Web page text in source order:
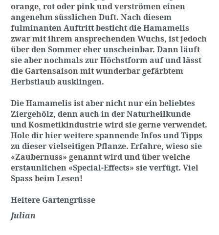
orange, rot oder pink und verströmen einen
angenehm süsslichen Duft.Nach diesem
fulminanten Auftritt besticht die Hamamelis
zwar mit ihrem ansprechenden Wuchs, ist jedoch
über den Sommer eher unscheinbar. Dann läuft
sie aber nochmals zur Höchstform auf und lässt
die Gartensaison mit wunderbar gefärbtem
Herbstlaub ausklingen.
Die Hamamelis ist aber nicht nur ein beliebtes
Ziergehölz, denn auch in der Naturheilkunde
und Kosmetikindustrie wird sie gerne verwendet.
Hole dir hier weitere spannende Infos und Tipps
zu dieser vielseitigen Pflanze. Erfahre, wieso sie
«Zaubernuss» genannt wird und über welche
erstaunlichen «Special-Effects» sie verfügt. Viel
Spass beim Lesen!
Heitere Gartengrüsse
Julian